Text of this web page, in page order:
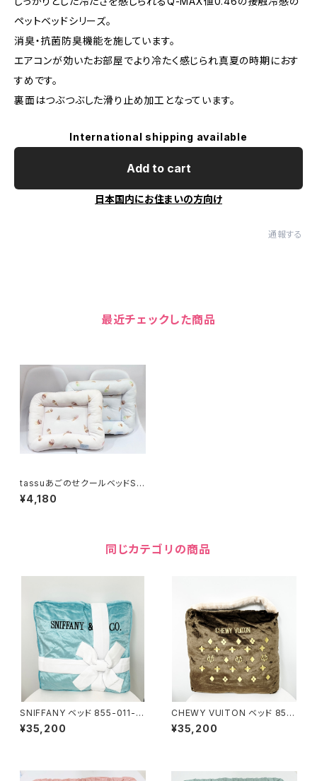
ペットベッドシリーズ。
消臭・抗菌防臭機能を施しています。
エアコンが効いたお部屋でより冷たく感じられ真夏の時期におす
すめです。
裏面はつぶつぶした滑り止め加工となっています。
International shipping available
Add to cart
日本国内にお住まいの方向け
通報する
最近チェックした商品
tassuあごのせクールベッドSサ
イズ 655-204-1013
¥4,180
同じカテゴリの商品
SNIFFANY ベッド 855-011-1
029
¥35,200
CHEWY VUITON ベッド 855-
011-1079
¥35,200